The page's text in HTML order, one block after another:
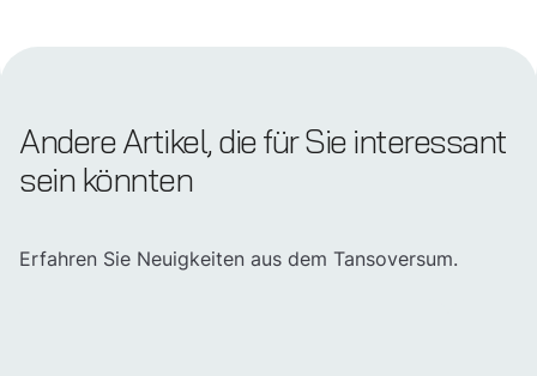
Andere Artikel, die für Sie interessant
sein könnten
Erfahren Sie Neuigkeiten aus dem Tansoversum.